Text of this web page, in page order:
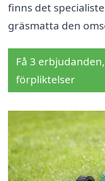
finns det
gräsmatta den
Få 3
förpliktelser